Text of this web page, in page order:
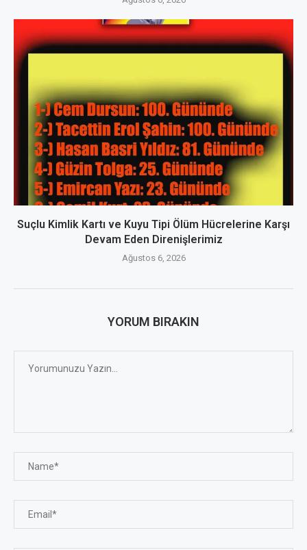
Suçlu Kimlik Kartı ve Kuyu Tipi Ölüm Hücrelerine Karşı
Devam Eden Direnişlerimiz
Ağustos 6, 2026
YORUM BIRAKIN